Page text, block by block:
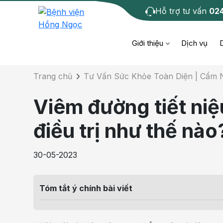
Hỗ trợ tư vấn
Giới thiệu Dịch vụ
Cơ xương khớp
Giáo dục sức khỏe
Tầm soát ung thư
Da
Chi tiết bài tư
Trang chủ Tư Vấn Sức Khỏe Toàn Diện | Cẩm
Viêm đường tiết
điều trị như thế
30-05-2023
Tóm tắt ý chính bài viết